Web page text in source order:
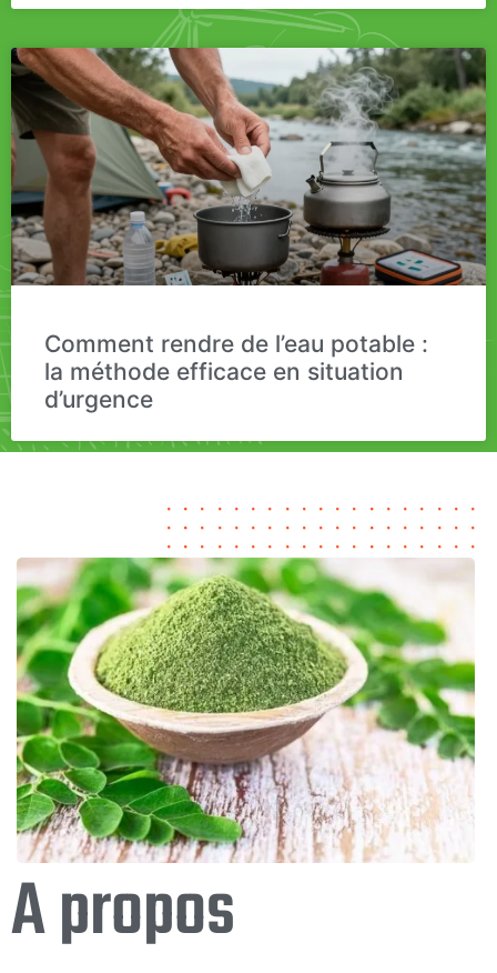
Comment rendre de l’eau potable :
la méthode efficace en situation
d’urgence
A propos